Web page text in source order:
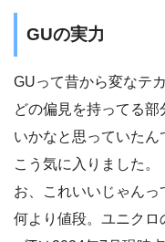
GUの実力
GUって昔から変なテ
どの偏見を持ってる
いかなと思っていた
こう気に入りました。
お、これいいじゃんっ
何より値段。ユニクロ